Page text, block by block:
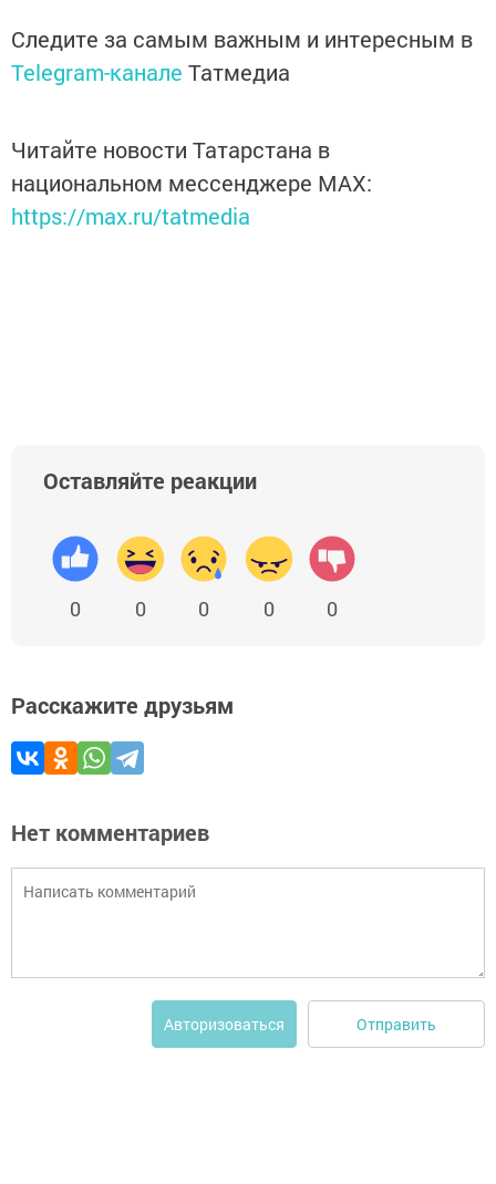
Следите за самым важным и интересным в
Telegram-канале Татмедиа
Читайте новости Татарстана в
национальном мессенджере MАХ:
https://max.ru/tatmedia
Оставляйте реакции
0 0 0 0 0
Расскажите друзьям
Нет комментариев
Авторизоваться Отправить